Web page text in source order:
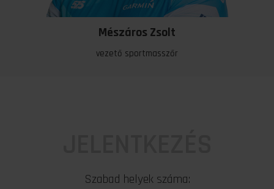
Mészáros Zsolt
JELENTKEZÉS